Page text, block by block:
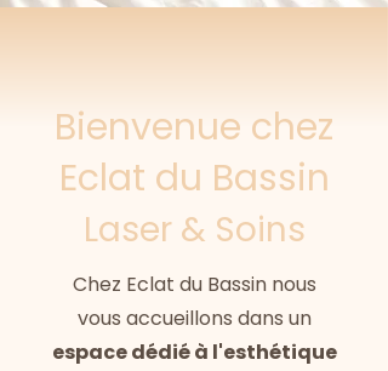
Bienvenue chez
Eclat du Bassin
Laser & Soins
Chez Eclat du Bassin nous
vous accueillons dans un
espace dédié à l'esthétique